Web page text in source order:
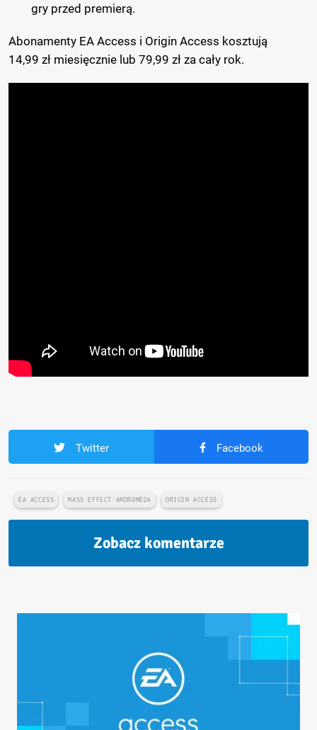
gry przed premierą.
Abonamenty EA Access i Origin Access kosztują
14,99 zł miesięcznie lub 79,99 zł za cały rok.
Twitter Facebook
EA ACCESS MASS EFFECT ANDROMEDA ORIGIN ACCESS
Zobacz komentarze